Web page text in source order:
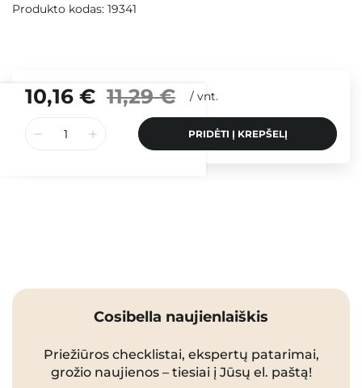
10,16 € 11,29 € / vnt.
PRIDĖTI Į KREPŠELĮ
Produkto kodas: 19341
Cosibella naujienlaiškis
Priežiūros checklistai, ekspertų patarimai,
grožio naujienos – tiesiai į Jūsų el. paštą!